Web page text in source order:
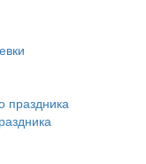
праздника